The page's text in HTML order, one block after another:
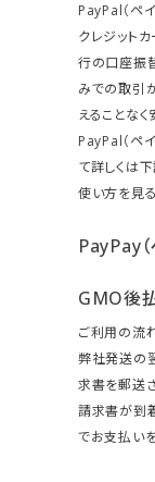
PayPal（ペ
クレジット
行の口座振
みでの取引
えることな
PayPal（ペ
て詳しくは
使い方を見る
PayPay（
GMO後
ご利用の流
弊社発送の
求書を郵送
請求書が到
でお支払い